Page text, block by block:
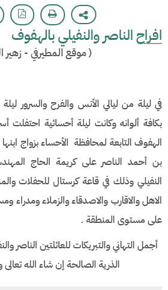
افراح الناصر والنفيلي بالهفوف
(موقع المطيرفي - زهير
في ليلة من ليالي الأنس والفرح والسرور
بكافة ألوانه وكانت ليلة أحسائية احتفلت
الهفوف التابعة لمحافظة الأحساء بزواج
بن أحمد الناصر على كريمة الحاج
النفيلي وذلك في قاعة كرستال للحفلات
الاهل والاقارب والاصدقاء والزملاء
على مستوى المنطقة .
أجمل التهاني والتبريكات للعائلتين الناصر
الذرية الصالحة إن شاء الله تعالى